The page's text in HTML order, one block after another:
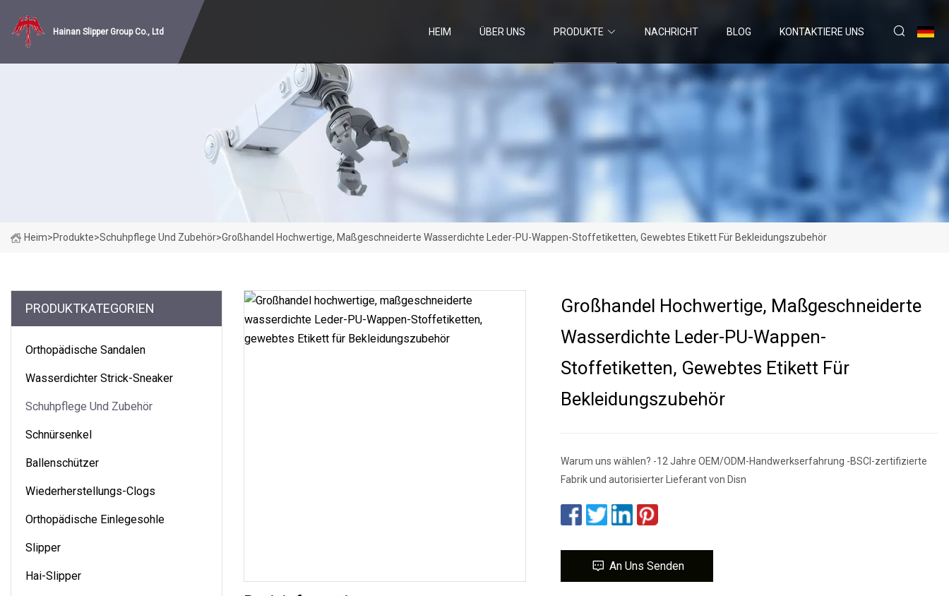
Hainan Slipper Group Co., Ltd HEIM ÜBER UNS PRODUKTE NACHRICHT BLOG KONTAKTIERE UNS
Heim>Produkte>Schuhpflege Und Zubehör>Großhandel Hochwertige, Maßgeschneiderte Wasserdichte Leder-PU-Wappen-Stoffetiketten, Gewebtes Etikett Für Bekleidungszubehör
PRODUKTKATEGORIEN
Orthopädische Sandalen
Wasserdichter Strick-Sneaker
Schuhpflege Und Zubehör
Schnürsenkel
Ballenschützer
Wiederherstellungs-Clogs
Orthopädische Einlegesohle
Slipper
Hai-Slipper
Großhandel Hochwertige, Maßgeschneiderte
Wasserdichte Leder-PU-Wappen-
Stoffetiketten, Gewebtes Etikett Für
Bekleidungszubehör
Warum uns wählen? -12 Jahre OEM/ODM-Handwerkserfahrung -BSCI-zertifizierte
Fabrik und autorisierter Lieferant von Disn
An Uns Senden